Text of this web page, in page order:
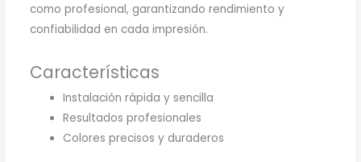
como profesional, garantizando rendimiento y
confiabilidad en cada impresión.
Características
Instalación rápida y sencilla
Resultados profesionales
Colores precisos y duraderos